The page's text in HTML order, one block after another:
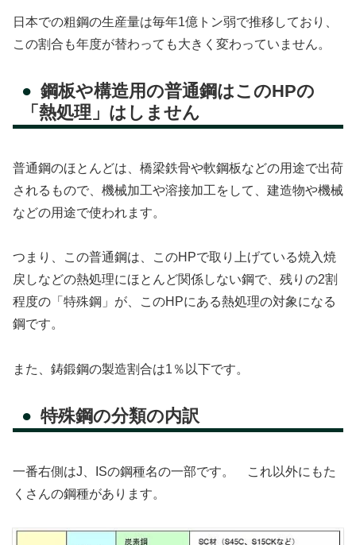
日本での粗鋼の生産量は毎年1億トン弱で推移しており、
この割合も年度が替わっても大きく変わっていません。
鋼板や構造用の普通鋼はこのHPの
「熱処理」はしません
普通鋼のほとんどは、橋梁鉄骨や軟鋼板などの用途で出荷
されるもので、機械加工や溶接加工をして、建造物や機械
などの用途で使われます。
つまり、この普通鋼は、このHPで取り上げている焼入焼
戻しなどの熱処理にほとんど関係しない鋼で、残りの2割
程度の「特殊鋼」が、このHPにある熱処理の対象になる
鋼です。
また、鋳鍛鋼の製造割合は1％以下です。
特殊鋼の分類の内訳
一番右側はJ、ISの鋼種名の一部です。 これ以外にもた
くさんの鋼種があります。